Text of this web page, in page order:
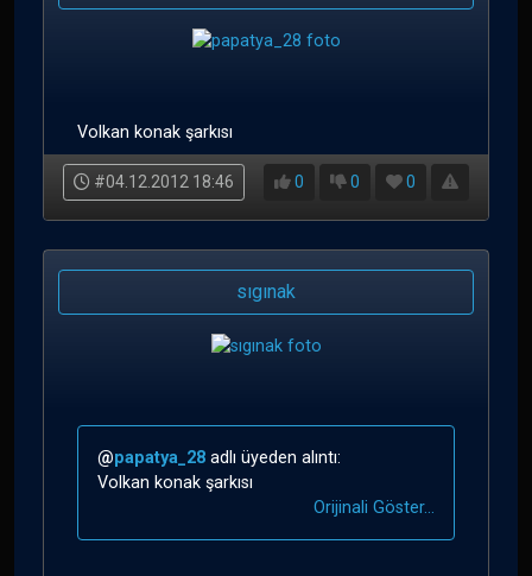
Volkan konak şarkısı
#04.12.2012 18:46 0 0 0
sıgınak
@papatya_28 adlı üyeden alıntı:
Volkan konak şarkısı
Orijinali Göster...